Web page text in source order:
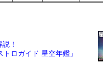
！
ロガイド 星空年鑑」